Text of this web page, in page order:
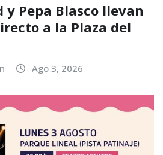
y Pepa Blasco llevan
a la Plaza del
Ago 3, 2026